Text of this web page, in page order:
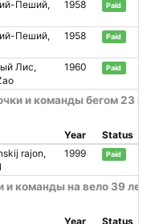
Пеший,
1958 Paid
Пеший,
1958 Paid
Лис,
1960 Paid
и команды бегом 23
Year
Status
rajon,
1999 Paid
и команды на вело 39 лет
Year Status